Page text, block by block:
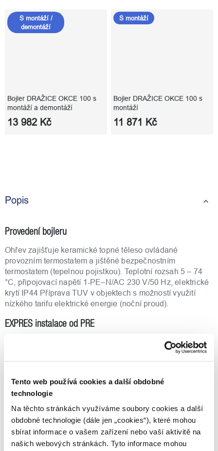
Tento web používá cookies a další obdobné
technologie
Na těchto stránkách využíváme soubory cookies a další
obdobné technologie (dále jen „cookies“), které mohou
sbírat informace o vašem zařízení nebo vaší aktivitě na
našich webových stránkách. Tyto informace mohou
S montáží /
demontáží
Bojler DRAŽICE OKCE 100 s
montáží a demontáží
13 982 Kč
S montáží
Bojler DRAŽICE OKCE 100 s
montáží
11 871 Kč
Popis
Provedení bojleru
Ohřev zajišťuje keramické topné těleso ovládané
provozním termostatem a jištěné bezpečnostním
termostatem (tepelnou pojistkou). Teplotní rozsah 5 – 74
°C, připojovací napětí 1-PE–N/AC 230 V/50 Hz, elektrické
krytí IP44 Příprava TUV v objektech s možností využití
nízkého tarifu elektrické energie (noční proud).
EXPRES instalace od PRE
EXPRESní instalaci lze přidat k variantě zboží s montáží a
48 hodin. Tato služba je dostupná pro vybrané bojlery
označené ve filtru jako "Expres montáž" a nelze ji zakoupit
samostatně.
Modely
Dostupný v modelech 50, 80, 100, 125, 160 a 200.